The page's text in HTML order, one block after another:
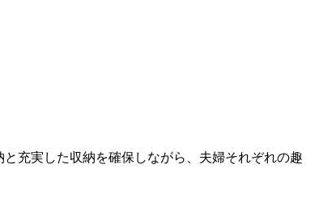
充実した収納を確保しながら、夫婦それぞれの趣